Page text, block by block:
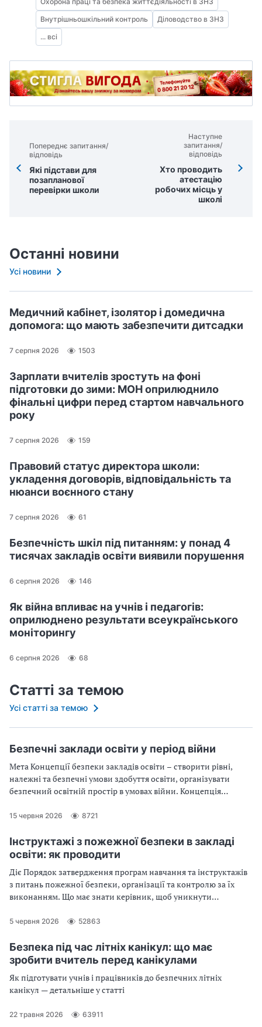
Внутрішньошкільний контроль
Діловодство в ЗНЗ
... всі
Попереднє запитання/
відповідь
Які підстави для
позапланової
перевірки школи
Наступне
запитання/
відповідь
Хто проводить
атестацію
робочих місць у
школі
Останні новини
Усі новини
Медичний кабінет, ізолятор і домедична
допомога: що мають забезпечити дитсадки
7 серпня 2026 1503
Зарплати вчителів зростуть на фоні
підготовки до зими: МОН оприлюднило
фінальні цифри перед стартом навчального
року
7 серпня 2026 159
Правовий статус директора школи:
укладення договорів, відповідальність та
нюанси воєнного стану
7 серпня 2026 61
Безпечність шкіл під питанням: у понад 4
тисячах закладів освіти виявили порушення
6 серпня 2026 146
Як війна впливає на учнів і педагогів:
оприлюднено результати всеукраїнського
моніторингу
6 серпня 2026 68
Статті за темою
Усі статті за темою
Безпечні заклади освіти у період війни
Мета Концепції безпеки закладів освіти – створити рівні,
належні та безпечні умови здобуття освіти, організувати
безпечний освітній простір в умовах війни. Концепція
положення.
15 червня 2026 8721
Інструктажі з пожежної безпеки в закладі
освіти: як проводити
Діє Порядок затвердження програм навчання та інструктажів
з питань пожежної безпеки, організації та контролю за їх
виконанням. Що має знати керівник, щоб уникнути
Журналу реєстрації інструктажів
5 червня 2026 52863
Безпека під час літніх канікул: що має
зробити вчитель перед канікулами
Як підготувати учнів і працівників до безпечних літніх
канікул — детальніше у статті
22 травня 2026 63911